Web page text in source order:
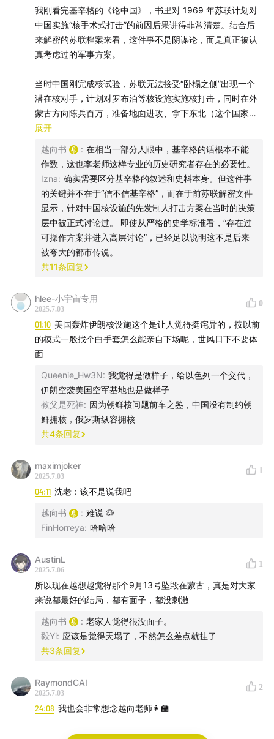
第二版，第178-184页。
-絮语-
望大家见谅。
想念大家。
握你们的手。
打赏方式：
1. 爱发电： afdian.com【推荐】
2. 在小宇宙平台直接打赏
3. 用微信打开 mp.weixin.qq.com 【此法的优点的没有平
能给我发封邮件（yuexiangshu2000@gmail.com），我
收到后必默念尊名以致谢。如果您在意这一点，或觉得麻
烦，可选其他方式。】
4. Patreon： www.patreon.com
【我的目标是在2025年12月31日之前完成约600分钟免费
且无广告的音频节目，目前已完成82%。】
互动方式：yuexiangshu2000@gmail.com
https://feed.xyzfm.space/qkayumjkkfxy
苹果播客链接：
Spotify链接：open.spotify.com
扼杀在摇篮里”：美国和中国的核武器计划，1960-64年》，
《国际安全》25/3（2000/2001年冬季），William Burr
and Jeffrey Richelson, "Whether `To Strangle the Baby
in the Cradle': The United States and the Chinese
Security 25/3 (Winter 2000/2001)。
18:50
1973年初，美国国防部提出过一个用核武器杀伤入侵
中国的苏军的“核保护伞”的计划，见：菲尔·奥迪恩致基辛格
备忘录，1973年6月8日，Memorandum For Dr. Kissinger
From Phil Odeen, June 8, 1973. Top Secret Subject:
NSSM 169--Nuclear Policy。
18:561973年11月13和14日基辛格与周恩来的会谈，见：
[美] 威廉·伯尔编：《基辛格秘录》，庞伟译，呼和浩特：远
方出版社1999年版，第231-244页。
史云、李丹慧：《难以继续的“继续革命”：从批林到批
邓》，香港：香港中文大学当代中国文化研究中心2009年第
二版，第178-184页。
我刚看完基辛格的《论中国》，书里对 1969 年苏联计划对
中国实施“核手术式打击”的前因后果讲得非常清楚。结合后
来解密的苏联档案来看，这件事不是阴谋论，而是真正被认
真考虑过的军事方案。
当时中国刚完成核试验，苏联无法接受“卧榻之侧”出现一个
潜在核对手，计划对罗布泊等核设施实施核打击，同时在外
蒙古方向陈兵百万，准备地面进攻、拿下东北（这个国家对
东北的执念真的贯穿历史）。
说实话，我看完非常后怕——这些都是我们出生之前的事，
但那一刻，中国离核战争真的只有一步之遥。如果真的发
生，今天的中国、甚至我们这一代人是否还存在，都是未知
数。
另外，不得不承认一个让我自己都很复杂的事实：在这件事
上，毛的国际战略判断极其清醒。中美关系破冰的关键推动
来自他本人，而他的判断是明确的——苏联才是当时中国最
危险、最具领土野心的敌人，比美国更直接、更致命。
这个判断，和清末恭亲王奕䜣对俄国的看法几乎一模一样。
真希望那些对苏联/俄罗斯抱有浪漫幻想的人，也能多看看这
段历史。
展开
越向书 : 在相当一部分人眼中，基辛格的话根本不能
作数，这也李老师这样专业的历史研究者存在的必要性。
Izna: 确实需要区分基辛格的叙述和史料本身。但这件事
的关键并不在于“信不信基辛格”，而在于前苏联解密文件
显示，针对中国核设施的先发制人打击方案在当时的决策
层中被正式讨论过。 即使从严格的史学标准看，“存在过
可操作方案并进入高层讨论”，已经足以说明这不是后来
被夸大的都市传说。
共11条回复
hlee-小宇宙专用
2025.7.03
0
01:10 美国轰炸伊朗核设施这个是让人觉得挺诧异的，按以前
的模式一般找个白手套怎么能亲自下场呢，世风日下不要体
面
Queenie_Hw3N: 我觉得是做样子，给以色列一个交代，
伊朗空袭美国空军基地也是做样子
教父是死神: 因为朝鲜核问题前车之鉴，中国没有制约朝
鲜拥核，俄罗斯纵容拥核
共4条回复
maximjoker
2025.7.03
1
04:11 沈老：该不是说我吧
越向书 : 难说 🐶
FinHorreya: 哈哈哈
AustinL
2025.7.06
1
所以现在越想越觉得那个9月13号坠毁在蒙古，真是对大家
来说都最好的结局，都有面子，都没刺激
越向书 : 老家人觉得很没面子。
毅Yi: 应该是觉得天塌了，不然怎么差点就挂了
共3条回复
RaymondCAI
2025.7.03
2
24:08 我也会非常想念越向老师👩‍🏫